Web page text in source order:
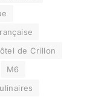
de Crillon
M6